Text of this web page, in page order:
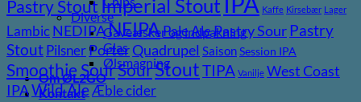
Diverse
Gaveæsker og indpakning
Glas
Ølsmagning
Om ØL2GO
Kontakt
Pastry Stout Imperial Stout Kaffe Kirsebær Lager
Lambic NEDIPANEIPAPale AlePastry Sour Pastry
Stout Pilsner PorterQuadrupel SaisonSession IPA
Smoothie SourSourStoutTIPA Vanilje West Coast
IPAWild AleÆble cider